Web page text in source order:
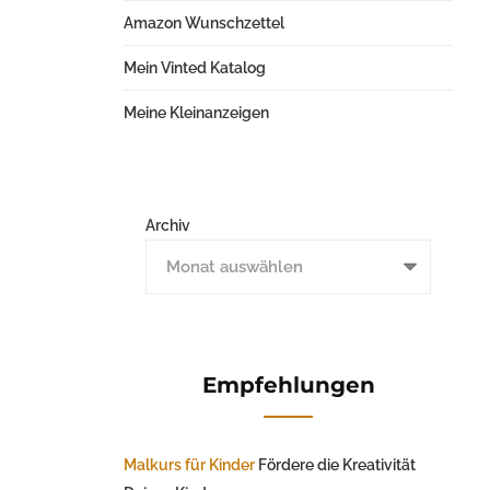
Amazon Wunschzettel
Mein Vinted Katalog
Meine Kleinanzeigen
Archiv
Empfehlungen
Malkurs für Kinder Fördere die Kreativität